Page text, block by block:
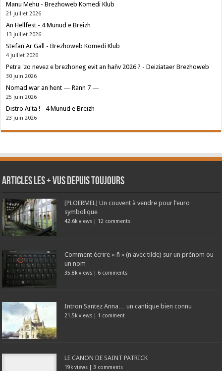
Manu Mehu - Brezhoweb Komedi Klub
21 juillet 2026
An Hellfest - 4 Munud e Breizh
13 juillet 2026
Stefan Ar Gall - Brezhoweb Komedi Klub
4 juillet 2026
Petra 'zo nevez e brezhoneg evit an hañv 2026 ? - Deiziataer Brezhoweb
30 juin 2026
Nomad war an hent — Rann 7 —
25 juin 2026
Distro Ai'ta ! - 4 Munud e Breizh
23 juin 2026
Articles les + vus depuis toujours
[PLOERMEL] Un couvent à vendre pour l’euro
symbolique
42.6k views | 12 comments
Comment écrire « ñ » (n avec tilde) sur un prénom ou
un nom
35.8k views | 6 comments
Intron Santez Anna… un cantique bien connu
21.5k views | 1 comment
LE CANON DE SAINT PATRICK
19k views | 3 comments